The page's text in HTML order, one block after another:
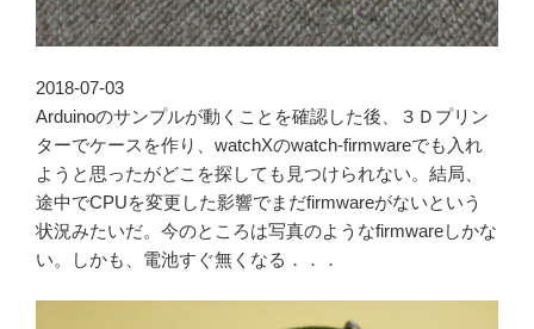
2018-07-03
Arduinoのサンプルが動くことを確認した後、３Ｄプリン
ターでケースを作り、watchXのwatch-firmwareでも入れ
ようと思ったがどこを探しても見つけられない。結局、
途中でCPUを変更した影響でまだfirmwareがないという
状況みたいだ。今のところは写真のようなfirmwareしかな
い。しかも、電池すぐ無くなる．．．